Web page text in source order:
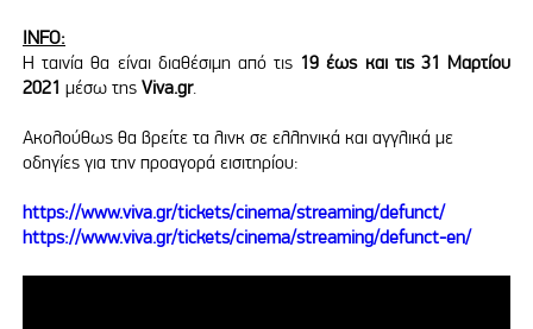
INFO:
Η ταινία θα είναι διαθέσιμη από τις 19 έως και τις 31 Μαρτίου
2021 μέσω της Viva.gr.
Ακολούθως θα βρείτε τα λινκ σε ελληνικά και αγγλικά με
οδηγίες για την προαγορά εισιτηρίου:
https://www.viva.gr/tickets/cinema/streaming/defunct/
https://www.viva.gr/tickets/cinema/streaming/defunct-en/